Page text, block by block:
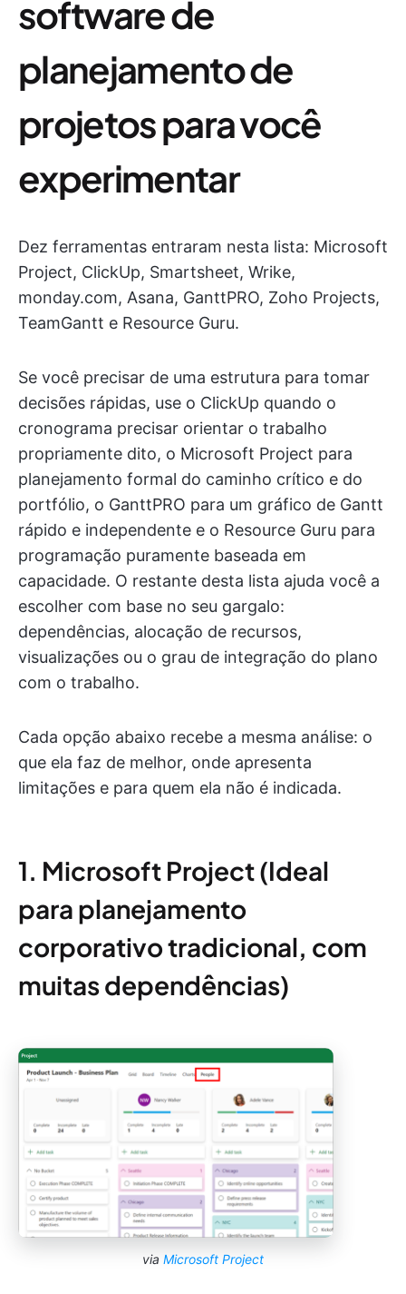
software de
planejamento de
projetos para você
experimentar
Dez ferramentas entraram nesta lista: Microsoft
Project, ClickUp, Smartsheet, Wrike,
monday.com, Asana, GanttPRO, Zoho Projects,
TeamGantt e Resource Guru.
Se você precisar de uma estrutura para tomar
decisões rápidas, use o ClickUp quando o
cronograma precisar orientar o trabalho
propriamente dito, o Microsoft Project para
planejamento formal do caminho crítico e do
portfólio, o GanttPRO para um gráfico de Gantt
rápido e independente e o Resource Guru para
programação puramente baseada em
capacidade. O restante desta lista ajuda você a
escolher com base no seu gargalo:
dependências, alocação de recursos,
visualizações ou o grau de integração do plano
com o trabalho.
Cada opção abaixo recebe a mesma análise: o
que ela faz de melhor, onde apresenta
limitações e para quem ela não é indicada.
1. Microsoft Project (Ideal
para planejamento
corporativo tradicional, com
muitas dependências)
via Microsoft Project